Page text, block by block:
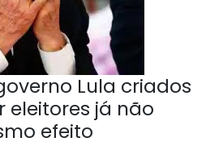
Lula criados
já não
efeito